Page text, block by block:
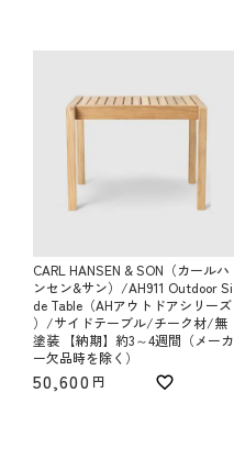
CARL HANSEN & SON（カールハ
ンセン&サン）/AH911 Outdoor Si
de Table（AHアウトドアシリーズ
）/サイドテーブル/チーク材/無
塗装 【納期】約3～4週間（メーカ
ー欠品時を除く）
50,600